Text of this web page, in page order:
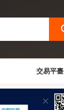
交易平臺